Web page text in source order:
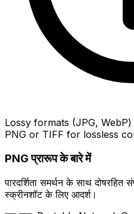
Lossy formats (JPG,
PNG or TIFF for lossless
PNG प्रारूप के बारे में
पारदर्शिता समर्थन के साथ
स्क्रीनशॉट के लिए आदर्श।